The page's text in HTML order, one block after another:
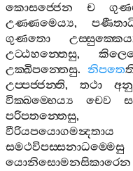
කොසජ‍්ජෙන
ච
උණ‍්ණමෙය්‍ය,
ගුණතො
උට‍්ඨහන‍්තෙසු,
උක‍්ඛිපන‍්තෙසු. නිපතෙ
උප‍්පජ‍්ජන‍්ති, තථා
වික‍්ඛම‍්භෙය්‍ය
චෙව
පරිපතන‍්තෙසු
වීරියපයොගමන්‍දතාය
සමථවිපස‍්සනාධම‍්මෙසු
යොනිසොමනසිකාරෙන